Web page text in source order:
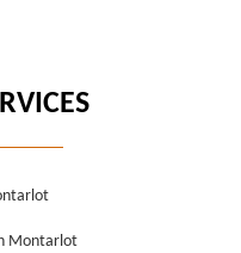
Montarlot